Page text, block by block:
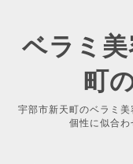
ベラミ
町
宇部市新天町のベラミ美
個性に似合わ